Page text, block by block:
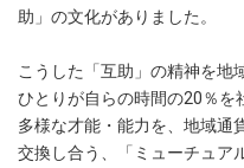
助」の文化がありました。
こうした「互助」の精神を地
ひとりが自らの時間の20％を
多様な才能・能力を、地域通
交換し合う、「ミューチュア